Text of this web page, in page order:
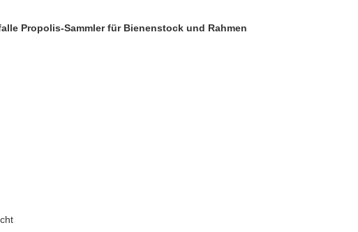
Propolis-Sammler für Bienenstock und Rahmen